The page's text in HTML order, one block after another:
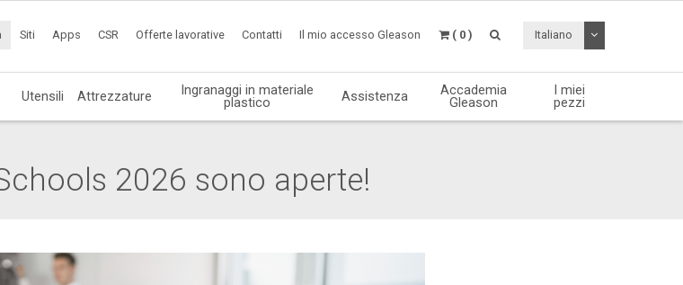
Siti Apps CSR Offerte lavorative Contatti Il mio accesso Gleason ( 0 ) Italiano Attiva /
Utensili Attrezzature Ingranaggi in materiale
plastico Assistenza Accademia
Gleason
I miei
pezzi
2026 sono aperte!